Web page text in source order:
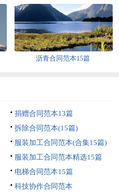
沥青合同范本15篇
捐赠合同范本13篇
拆除合同范本(15篇)
服装加工合同范本(合集15篇)
服装加工合同范本精选15篇
电梯合同范本15篇
科技协作合同范本